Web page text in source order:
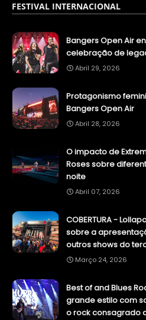
FESTIVAL INTERNACIONAL
Bangers Open Air
celebração de
Abril 29, 2026
Protagonismo
Bangers Open Air
Abril 28, 2026
O impacto de
Roses sobre
noite
Abril 07, 2026
COBERTURA -
sobre a
outros shows do
Março 24, 2026
Best of and Blues
grande estilo com
o rock consagrado